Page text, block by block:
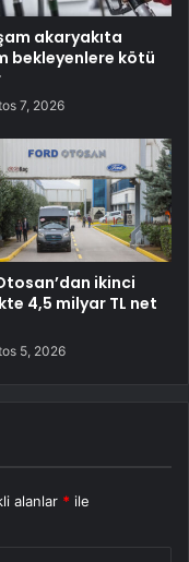
akaryakıta
bekleyenlere kötü
7, 2026
ikinci
4,5 milyar TL net
5, 2026
alanlar * ile